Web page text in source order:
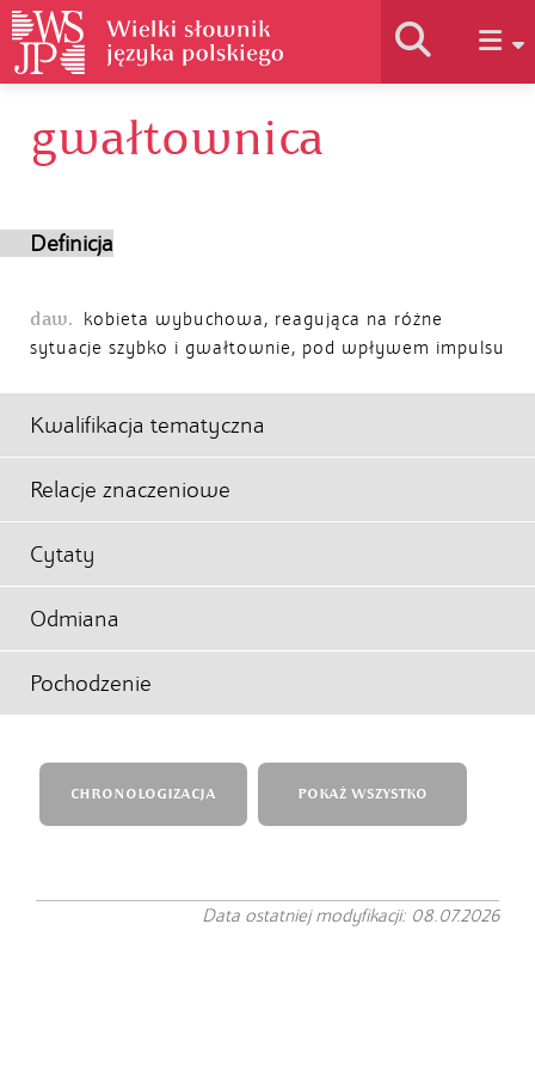
Historia słownika
gwałtownica
Definicja
daw.
kobieta wybuchowa, reagująca na różne
sytuacje szybko i gwałtownie, pod wpływem impulsu
Kwalifikacja tematyczna
Relacje znaczeniowe
Cytaty
Odmiana
Pochodzenie
CHRONOLOGIZACJA POKAŻ WSZYSTKO
Data ostatniej modyfikacji: 08.07.2026